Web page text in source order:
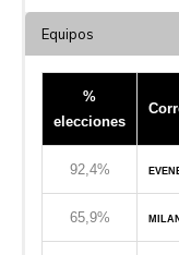
Equipos
%
elecciones
92,4%
65,9%